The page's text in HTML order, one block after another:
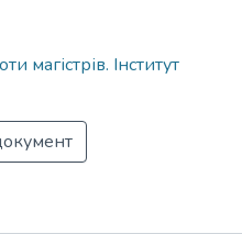
магістрів. Інститут